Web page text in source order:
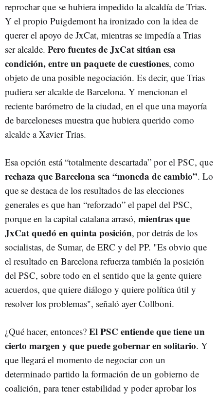
reprochar que se hubiera impedido la alcaldía de Trias.
Y el propio Puigdemont ha ironizado con la idea de
querer el apoyo de JxCat, mientras se impedía a Trias
ser alcalde. Pero fuentes de JxCat sitúan esa
condición, entre un paquete de cuestiones, como
objeto de una posible negociación. Es decir, que Trias
pudiera ser alcalde de Barcelona. Y mencionan el
reciente barómetro de la ciudad, en el que una mayoría
de barceloneses muestra que hubiera querido como
alcalde a Xavier Trias.
Esa opción está “totalmente descartada” por el PSC, que
rechaza que Barcelona sea “moneda de cambio”. Lo
que se destaca de los resultados de las elecciones
generales es que han “reforzado” el papel del PSC,
porque en la capital catalana arrasó, mientras que
JxCat quedó en quinta posición, por detrás de los
socialistas, de Sumar, de ERC y del PP. "Es obvio que
el resultado en Barcelona refuerza también la posición
del PSC, sobre todo en el sentido que la gente quiere
acuerdos, que quiere diálogo y quiere política útil y
resolver los problemas", señaló ayer Collboni.
¿Qué hacer, entonces? El PSC entiende que tiene un
cierto margen y que puede gobernar en solitario. Y
que llegará el momento de negociar con un
determinado partido la formación de un gobierno de
coalición, para tener estabilidad y poder aprobar los